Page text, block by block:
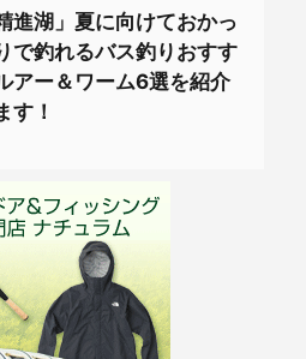
進湖」夏に向けておかっ
で釣れるバス釣りおすす
アー＆ワーム6選を紹介
す！